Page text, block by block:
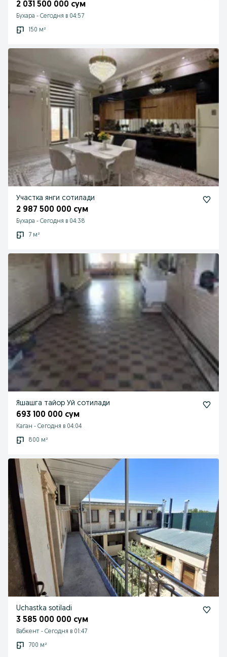
2 031 500 000 сум
Бухара - Сегодня в 04:57
150 м²
Участка янги сотилади
2 987 500 000 сум
Бухара - Сегодня в 04:38
7 м²
Яшашга тайор Уй сотилади
693 100 000 сум
Каган - Сегодня в 04:04
800 м²
Uchastka sotiladi
3 585 000 000 сум
Вабкент - Сегодня в 01:47
700 м²